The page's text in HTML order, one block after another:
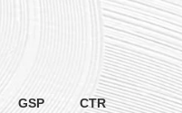
CTR
GSP